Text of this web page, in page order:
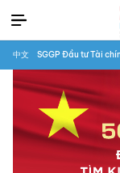
中文 SGGP Đầu tư Tài